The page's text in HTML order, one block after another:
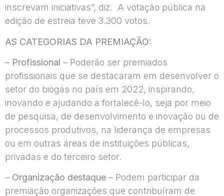
inscrevam iniciativas”, diz. A votação pública na
edição de estreia teve 3.300 votos.
AS CATEGORIAS DA PREMIAÇÃO:
– Profissional – Poderão ser premiados
profissionais que se destacaram em desenvolver o
setor do biogás no país em 2022, inspirando,
inovando e ajudando a fortalecê-lo, seja por meio
de pesquisa, de desenvolvimento e inovação ou de
processos produtivos, na liderança de empresas
ou em outras áreas de instituições públicas,
privadas e do terceiro setor.
– Organização destaque – Podem participar da
premiação organizações que contribuíram de